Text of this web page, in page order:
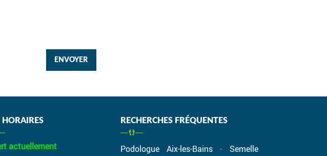
HORAIRES
actuellement
RECHERCHES FRÉQUENTES
Podologue Aix-les-Bains
Semelle